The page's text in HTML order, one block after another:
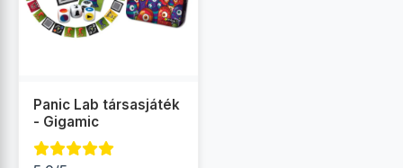
Panic Lab társasjáték
- Gigamic